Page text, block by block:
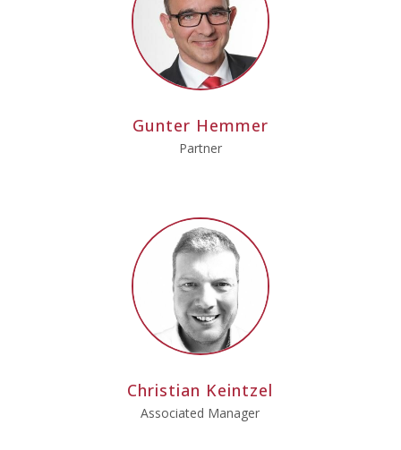
Gunter Hemmer
Partner
Christian Keintzel
Associated Manager